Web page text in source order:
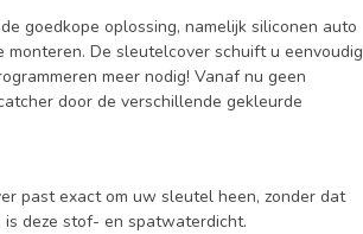
goedkope oplossing, namelijk siliconen auto
De sleutelcover schuift u eenvoudig
meer nodig! Vanaf nu geen
door de verschillende gekleurde
past exact om uw sleutel heen, zonder dat
deze stof- en spatwaterdicht.